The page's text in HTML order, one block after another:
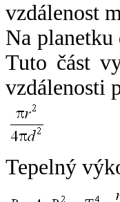
vzdálenost
Na planetku
Tuto část
vzdálenosti
Tepelný